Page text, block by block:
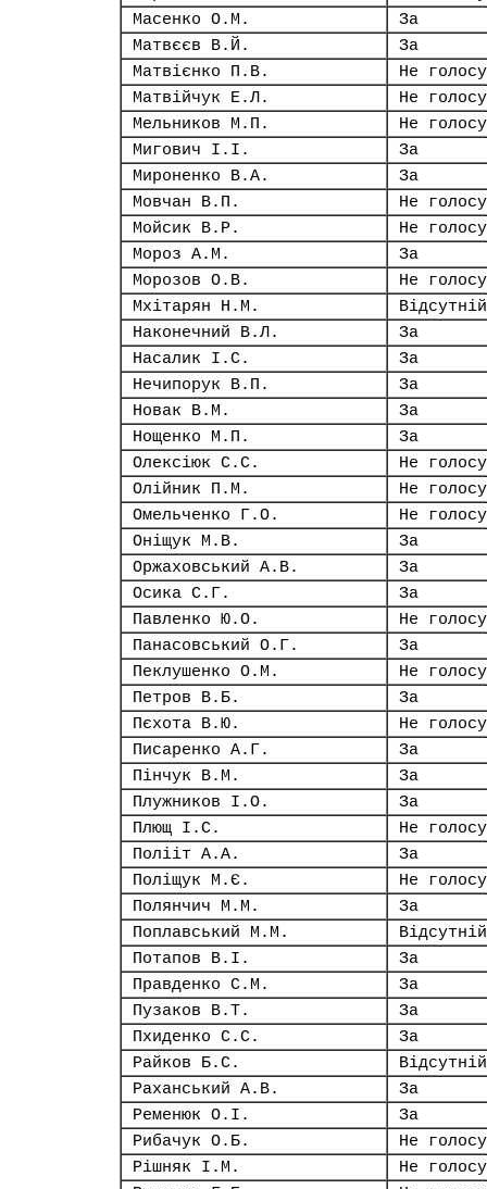
Масенко О.М.
За
Матвєєв В.Й.
За
Матвієнко П.В.
Не
Матвійчук Е.Л.
Не
Мельников М.П.
Не
Мигович І.І.
За
Мироненко В.А.
За
Мовчан В.П.
Не
Мойсик В.Р.
Не
Мороз А.М.
За
Морозов О.В.
Не
Мхітарян Н.М.
Відсутній
Наконечний В.Л.
За
Насалик І.С.
За
Нечипорук В.П.
За
Новак В.М.
За
Нощенко М.П.
За
Олексіюк С.С.
Не
Олійник П.М.
Не
Омельченко Г.О.
Не
Оніщук М.В.
За
Оржаховський А.В.
За
Осика С.Г.
За
Павленко Ю.О.
Не
Панасовський О.Г.
За
Пеклушенко О.М.
Не
Петров В.Б.
За
Пєхота В.Ю.
Не
Писаренко А.Г.
За
Пінчук В.М.
За
Плужников І.О.
За
Плющ І.С.
Не
Полііт А.А.
За
Поліщук М.Є.
Не
Полянчич М.М.
За
Поплавський М.М.
Відсутній
Потапов В.І.
За
Правденко С.М.
За
Пузаков В.Т.
За
Пхиденко С.С.
За
Райков Б.С.
Відсутній
Раханський А.В.
За
Ременюк О.І.
За
Рибачук О.Б.
Не
Рішняк І.М.
Не